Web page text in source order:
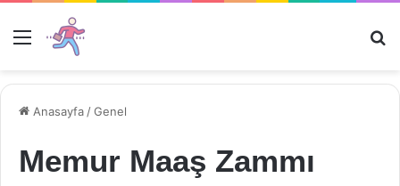
Menü
Anasayfa /Genel
Memur Maaş Zammı